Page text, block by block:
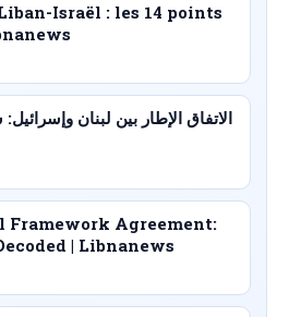
Israël : les 14 points
Framework Agreement:
| Libnanews